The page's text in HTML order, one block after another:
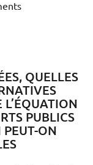
QUELLES
L’ÉQUATION
PUBLICS
PEUT-ON